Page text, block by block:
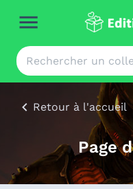
Retour à l'accueil
Page